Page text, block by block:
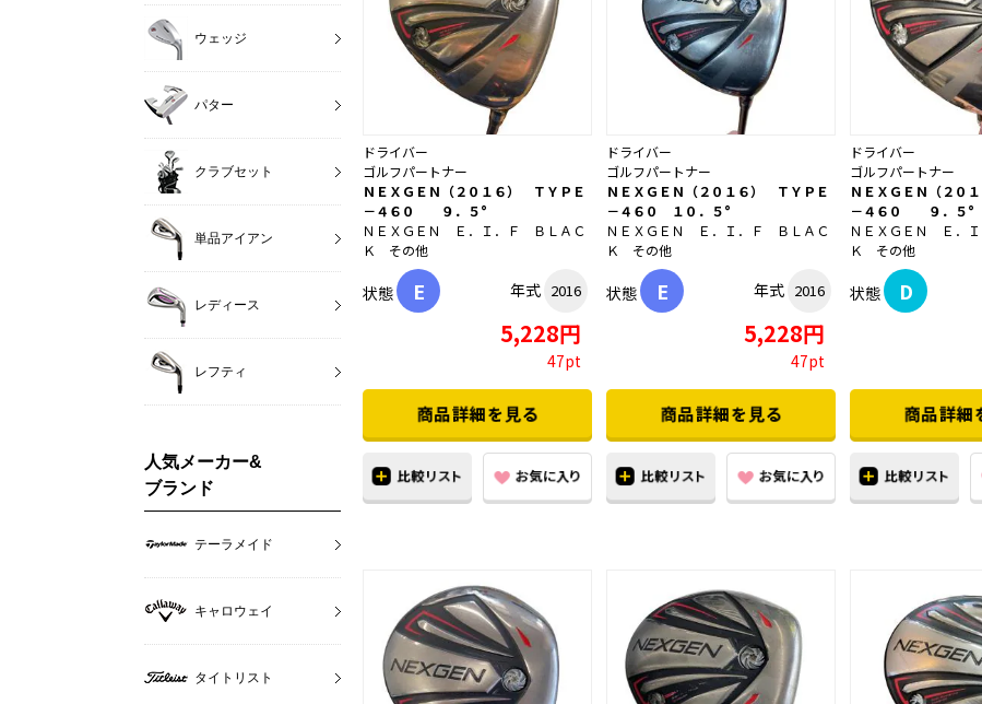
ドライバー
ゴルフパートナー
ＮＥＸＧＥＮ（２０１６） ＴＹＰＥ
－４６０ ９．５°
ＮＥＸＧＥＮ Ｅ．Ｉ．Ｆ ＢＬＡＣ
Ｋ その他
状態 E 年式 2016
5,228円
47pt
ドライバー
ゴルフパートナー
ＮＥＸＧＥＮ（２０１６） ＴＹＰＥ
－４６０ １０．５°
ＮＥＸＧＥＮ Ｅ．Ｉ．Ｆ ＢＬＡＣ
Ｋ その他
状態 E 年式 2016
5,228円
47pt
ドライバー
ゴルフパートナー
ＮＥＸＧＥＮ（２０
－４６０ ９．５°
ＮＥＸＧＥＮ Ｅ．
Ｋ その他
状態 D
ウェッジ
パター
クラブセット
単品アイアン
レディース
レフティ
人気メーカー&
ブランド
テーラメイド
キャロウェイ
タイトリスト